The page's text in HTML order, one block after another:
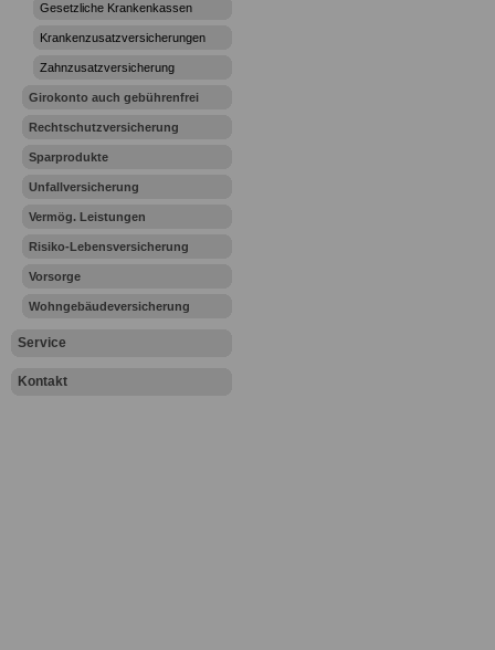
Gesetzliche Krankenkassen
Krankenzusatzversicherungen
Zahnzusatzversicherung
Girokonto auch gebührenfrei
Rechtschutzversicherung
Sparprodukte
Unfallversicherung
Vermög. Leistungen
Risiko-Lebensversicherung
Vorsorge
Wohngebäudeversicherung
Service
Kontakt